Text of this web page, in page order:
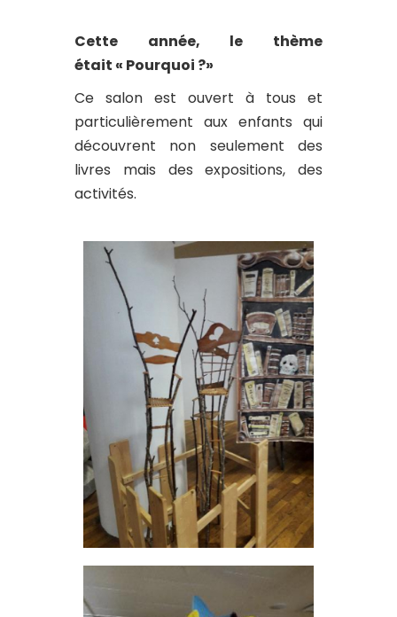
Cette année, le thème
était « Pourquoi ?»
Ce salon est ouvert à tous et
particulièrement aux enfants qui
découvrent non seulement des
livres mais des expositions, des
activités.